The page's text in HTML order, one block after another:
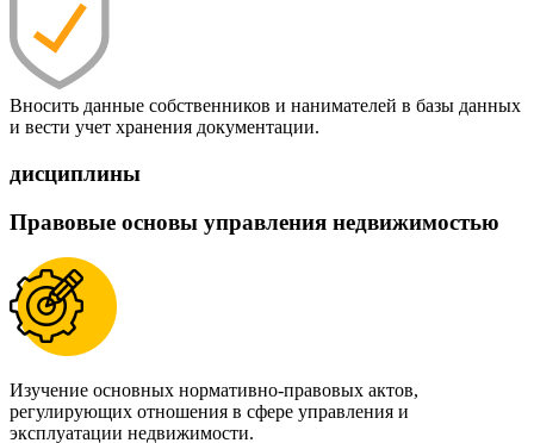
Вносить данные собственников и нанимателей в базы данных
и вести учет хранения документации.
дисциплины
Правовые основы управления недвижимостью
Изучение основных нормативно-правовых актов,
регулирующих отношения в сфере управления и
эксплуатации недвижимости.